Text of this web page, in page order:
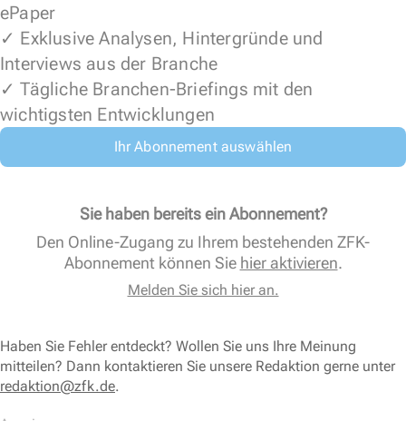
ePaper
✓ Exklusive Analysen, Hintergründe und
Interviews aus der Branche
✓ Tägliche Branchen-Briefings mit den
wichtigsten Entwicklungen
Ihr Abonnement auswählen
Sie haben bereits ein Abonnement?
Den Online-Zugang zu Ihrem bestehenden ZFK-
Abonnement können Sie hier aktivieren.
Melden Sie sich hier an.
Haben Sie Fehler entdeckt? Wollen Sie uns Ihre Meinung
mitteilen? Dann kontaktieren Sie unsere Redaktion gerne unter
redaktion@zfk.de.